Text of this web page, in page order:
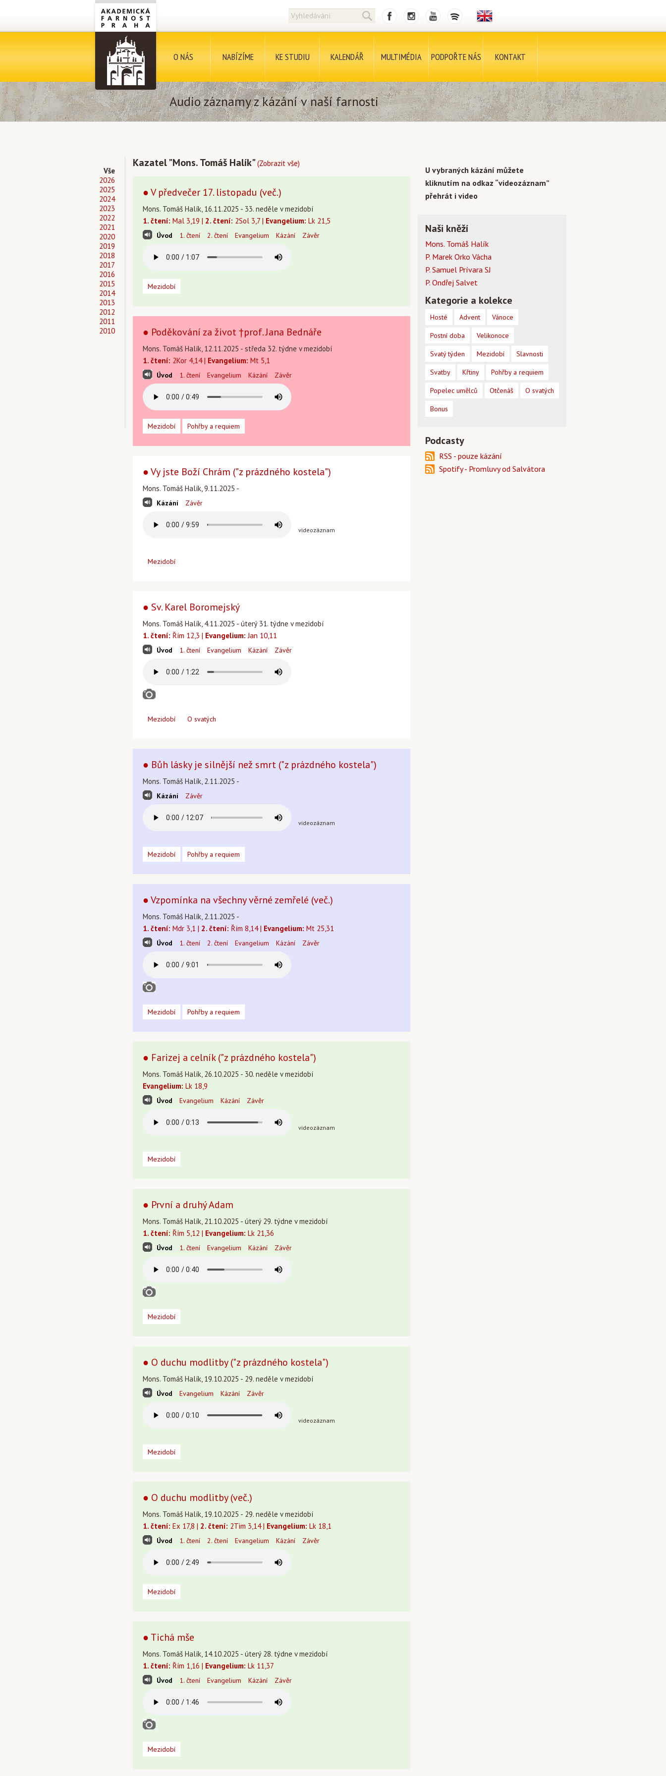
O NÁS NABÍZÍME KE STUDIU KALENDÁŘ MULTIMÉDIA PODPOŘTE NÁS KONTAKT
Audio záznamy z kázání v naší farnosti
Vše
2026
2025
2024
2023
2022
2021
2020
2019
2018
2017
2016
2015
2014
2013
2012
2011
2010
Kazatel "Mons. Tomáš Halík"(Zobrazit vše)
● V předvečer 17. listopadu (več.)
Mons. Tomáš Halík, 16.11.2025 - 33. neděle v mezidobí
1. čtení: Mal 3,19 | 2. čtení: 2Sol 3,7 | Evangelium: Lk 21,5
Úvod 1. čtení 2. čtení Evangelium Kázání Závěr
Mezidobí
● Poděkování za život †prof. Jana Bednáře
Mons. Tomáš Halík, 12.11.2025 - středa 32. týdne v mezidobí
1. čtení: 2Kor 4,14 | Evangelium: Mt 5,1
Úvod 1. čtení Evangelium Kázání Závěr
Mezidobí Pohřby a requiem
● Vy jste Boží Chrám ("z prázdného kostela")
Mons. Tomáš Halík, 9.11.2025 -
Kázání Závěr
videozáznam
Mezidobí
● Sv. Karel Boromejský
Mons. Tomáš Halík, 4.11.2025 - úterý 31. týdne v mezidobí
1. čtení: Řím 12,3 | Evangelium: Jan 10,11
Úvod 1. čtení Evangelium Kázání Závěr
Mezidobí O svatých
● Bůh lásky je silnější než smrt ("z prázdného kostela")
Mons. Tomáš Halík, 2.11.2025 -
Kázání Závěr
videozáznam
Mezidobí Pohřby a requiem
● Vzpomínka na všechny věrné zemřelé (več.)
Mons. Tomáš Halík, 2.11.2025 -
1. čtení: Mdr 3,1 | 2. čtení: Řím 8,14 | Evangelium: Mt 25,31
Úvod 1. čtení 2. čtení Evangelium Kázání Závěr
Mezidobí Pohřby a requiem
● Farizej a celník ("z prázdného kostela")
Mons. Tomáš Halík, 26.10.2025 - 30. neděle v mezidobí
Evangelium: Lk 18,9
Úvod Evangelium Kázání Závěr
videozáznam
Mezidobí
● První a druhý Adam
Mons. Tomáš Halík, 21.10.2025 - úterý 29. týdne v mezidobí
1. čtení: Řím 5,12 | Evangelium: Lk 21,36
Úvod 1. čtení Evangelium Kázání Závěr
Mezidobí
● O duchu modlitby ("z prázdného kostela")
Mons. Tomáš Halík, 19.10.2025 - 29. neděle v mezidobí
Úvod Evangelium Kázání Závěr
videozáznam
Mezidobí
● O duchu modlitby (več.)
Mons. Tomáš Halík, 19.10.2025 - 29. neděle v mezidobí
1. čtení: Ex 17,8 | 2. čtení: 2Tim 3,14 | Evangelium: Lk 18,1
Úvod 1. čtení 2. čtení Evangelium Kázání Závěr
Mezidobí
● Tichá mše
Mons. Tomáš Halík, 14.10.2025 - úterý 28. týdne v mezidobí
1. čtení: Řím 1,16 | Evangelium: Lk 11,37
Úvod 1. čtení Evangelium Kázání Závěr
Mezidobí
U vybraných kázání můžete
kliknutím na odkaz “videozáznam”
přehrát i video
Naši kněží
Mons. Tomáš Halík
P. Marek Orko Vácha
P. Samuel Prívara SJ
P. Ondřej Salvet
Kategorie a kolekce
Hosté Advent Vánoce
Postní doba Velikonoce
Svatý týden Mezidobí Slavnosti
Svatby Křtiny Pohřby a requiem
Popelec umělců Otčenáš O svatých
Bonus
Podcasty
RSS - pouze kázání
Spotify - Promluvy od Salvátora